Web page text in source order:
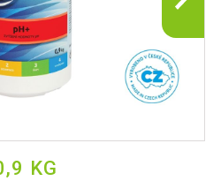
KG